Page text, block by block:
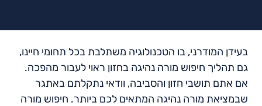
בעידן המודרני, בו הטכנולוגיה משתלבת בכל תחומי חיינו,
גם תהליך חיפוש מורה נהיגה בחזון ראוי לעבור מהפכה.
אם אתם תושבי חזון והסביבה, וודאי נתקלתם באתגר
שבמציאת מורה נהיגה המתאים לכם ביותר. חיפוש מורה